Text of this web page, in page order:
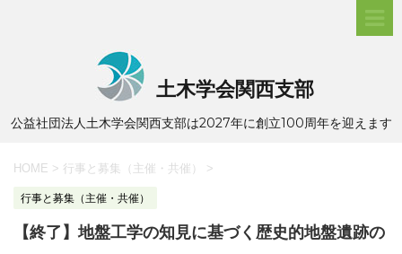
土木学会関西支部
公益社団法人土木学会関西支部は2027年に創立100周年を迎えます
HOME > 行事と募集（主催・共催） >
行事と募集（主催・共催）
【終了】地盤工学の知見に基づく歴史的地盤遺跡の